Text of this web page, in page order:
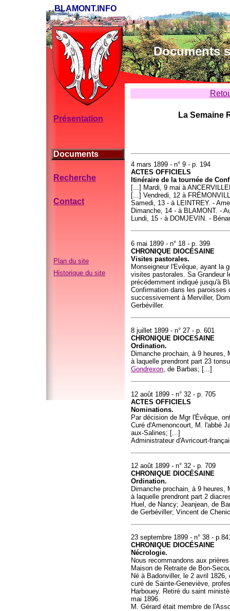
BLAMONT.INFO
Documents
Présentation
Documents
Recherche
Contact
Plan du site
Historique du site
La Semaine
4 mars 1899 - n° 9 - p. 194
ACTES OFFICIELS
Itinéraire de la tournée de
[...] Mardi, 9 mai à
[...] Vendredi, 12 à
Samedi, 13 - à LEINTREY. -
Dimanche, 14 - à BLAMONT. -
Lundi, 15 - à DOMJEVIN. -
6 mai 1899 - n° 18 - p. 399
CHRONIQUE DIOCÉSAINE
Visites pastorales.
Monseigneur l'Evêque, ayant la
visites pastorales. Sa Grandeur
précédemment indiqué jusqu'à
Confirmation dans les paroisses
successivement à Merviller,
Gerbéviller.
8 juillet 1899 - n° 27 - p. 601
CHRONIQUE DIOCESAINE
Ordination.
Dimanche prochain, à 9 heures,
à laquelle prendront part 23
Gondrexon, de Barbas; [...]
12 août 1899 - n° 32 - p. 705
ACTES OFFICIELS
Nominations.
Par décision de Mgr l'Évêque,
Curé d'Amenoncourt, M. l'abbé
aux-Salines; [...]
Administrateur d'Avricourt-
12 août 1899 - n° 32 - p. 709
CHRONIQUE DIOCÉSAINE
Ordination.
Dimanche prochain, à 9 heures,
à laquelle prendront part 2
Huel, de Nancy; Jeanjean, de
de Gerbéviller; Vincent de
23 septembre 1899 - n° 38 -
CHRONIQUE DIOCÉSAINE
Nécrologie.
Nous recommandons aux
Maison de Retraite de Bon-
Né à Badonviller, le 2 avril
curé de Sainte-Geneviève,
Harbouey. Retiré du saint
mai 1896.
M. Gérard était membre de